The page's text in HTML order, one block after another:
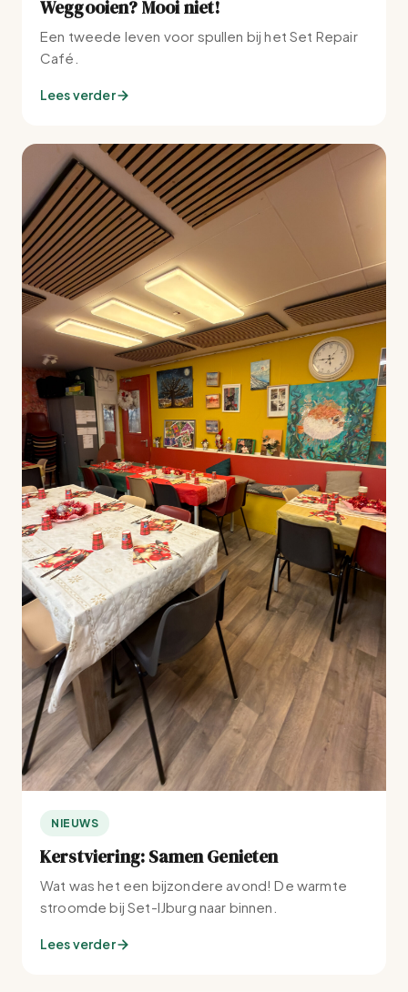
Weggooien? Mooi niet!
Een tweede leven voor spullen bij het Set Repair
Café.
Lees verder
NIEUWS
Kerstviering: Samen Genieten
Wat was het een bijzondere avond! De warmte
stroomde bij Set-IJburg naar binnen.
Lees verder